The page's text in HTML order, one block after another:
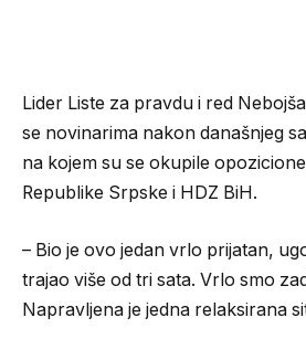
Lider Liste za pravdu i red
se novinarima nakon današnjeg
na kojem su se okupile
Republike Srpske i HDZ BiH.
– Bio je ovo jedan vrlo prijatan,
trajao više od tri sata. Vrlo smo
Napravljena je jedna relaksirana